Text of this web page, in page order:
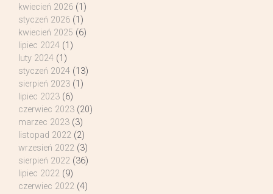
kwiecień 2026 (1)
styczeń 2026 (1)
kwiecień 2025 (6)
lipiec 2024 (1)
luty 2024 (1)
styczeń 2024 (13)
sierpień 2023 (1)
lipiec 2023 (6)
czerwiec 2023 (20)
marzec 2023 (3)
listopad 2022 (2)
wrzesień 2022 (3)
sierpień 2022 (36)
lipiec 2022 (9)
czerwiec 2022 (4)